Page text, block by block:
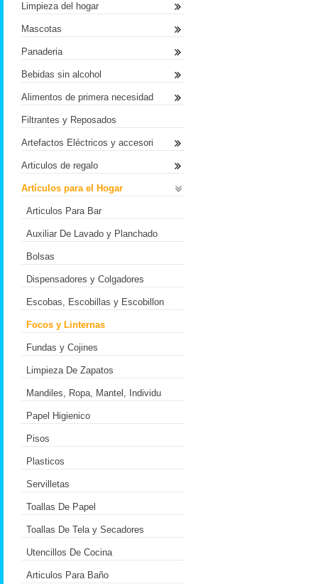
Limpieza del hogar
Mascotas
Panaderia
Bebidas sin alcohol
Alimentos de primera necesidad
Filtrantes y Reposados
Artefactos Eléctricos y accesori
Articulos de regalo
Artículos para el Hogar
Articulos Para Bar
Auxiliar De Lavado y Planchado
Bolsas
Dispensadores y Colgadores
Escobas, Escobillas y Escobillon
Focos y Linternas
Fundas y Cojines
Limpieza De Zapatos
Mandiles, Ropa, Mantel, Individu
Papel Higienico
Pisos
Plasticos
Servilletas
Toallas De Papel
Toallas De Tela y Secadores
Utencillos De Cocina
Articulos Para Baño